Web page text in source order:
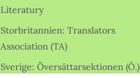
Literatury
Storbritannien: Translators
Association (TA)
Sverige: Översättarsektionen (Ö.)